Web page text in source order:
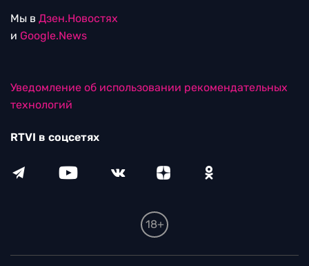
Мы в Дзен.Новостях
и Google.News
Уведомление об использовании рекомендательных
технологий
RTVI в соцсетях
18+